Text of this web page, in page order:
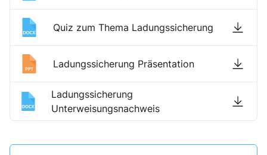
Quiz zum Thema Ladungssicherung
Ladungssicherung Präsentation
Ladungssicherung
Unterweisungsnachweis